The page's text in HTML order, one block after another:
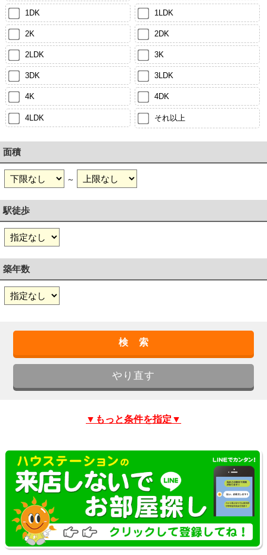
1DK 1LDK
2K 2DK
2LDK 3K
3DK 3LDK
4K 4DK
4LDK それ以上
面積
～
駅徒歩
築年数
▼もっと条件を指定▼